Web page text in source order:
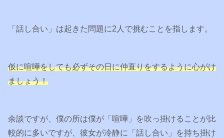
「話し合い」は起きた問題に2人で挑むことを指します。
仮に喧嘩をしても必ずその日に仲直りをするように心がけ
ましょう！
余談ですが、僕の所は僕が「喧嘩」を吹っ掛けることが比
較的に多いですが、彼女が冷静に「話し合い」を持ち掛け